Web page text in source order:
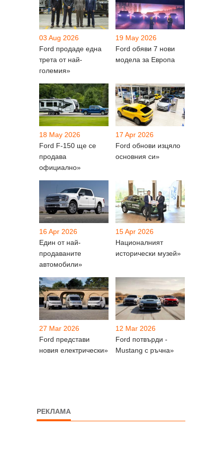
03 Aug 2026
Ford продаде една
трета от най-
големия»
19 May 2026
Ford обяви 7 нови
модела за Европа
18 May 2026
Ford F-150 ще се
продава
официално»
17 Apr 2026
Ford обнови изцяло
основния си»
16 Apr 2026
Един от най-
продаваните
автомобили»
15 Apr 2026
Националният
исторически музей»
27 Mar 2026
Ford представи
новия електрически»
12 Mar 2026
Ford потвърди -
Mustang с ръчна»
РЕКЛАМА